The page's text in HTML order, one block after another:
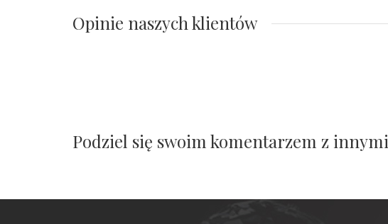
Opinie naszych klientów
Podziel się swoim komentarzem z innymi